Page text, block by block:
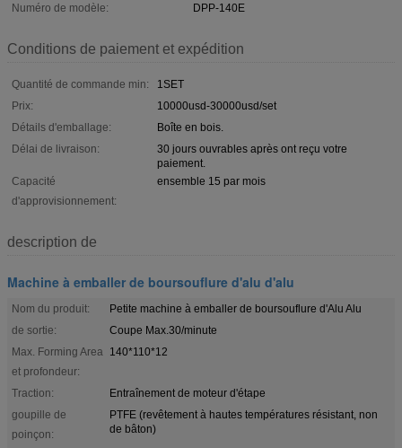
Numéro de modèle:
DPP-140E
Conditions de paiement et expédition
Quantité de commande min:
1SET
Prix:
10000usd-30000usd/set
Détails d'emballage:
Boîte en bois.
Délai de livraison:
30 jours ouvrables après ont reçu votre
paiement.
Capacité
d'approvisionnement:
ensemble 15 par mois
description de
Machine à emballer de boursouflure d'alu d'alu
Nom du produit:
Petite machine à emballer de boursouflure d'Alu Alu
de sortie:
Coupe Max.30/minute
Max. Forming Area
et profondeur:
140*110*12
Traction:
Entraînement de moteur d'étape
goupille de
poinçon:
PTFE (revêtement à hautes températures résistant, non
de bâton)